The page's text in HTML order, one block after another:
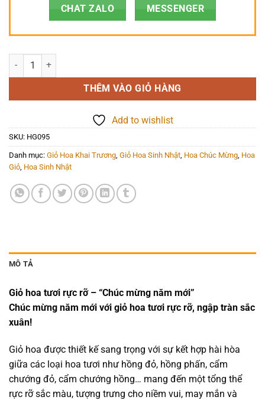
CHAT ZALO MESSENGER
Hoa Giỏ - HG095 số lượng
THÊM VÀO GIỎ HÀNG
Add to wishlist
SKU: HG095
Danh mục: Giỏ Hoa Khai Trương Giỏ Hoa Sinh Nhật Hoa Chúc Mừng Hoa
Giỏ Hoa Sinh Nhật
MÔ TẢ
Giỏ hoa tươi rực rỡ – “Chúc mừng năm mới”
Chúc mừng năm mới với giỏ hoa tươi rực rỡ, ngập tràn sắc
xuân!
Giỏ hoa được thiết kế sang trọng với sự kết hợp hài hòa
giữa các loại hoa tươi như hồng đỏ, hồng phấn, cẩm
chướng đỏ, cẩm chướng hồng… mang đến một tổng thể
rực rỡ sắc màu, tượng trưng cho niềm vui, may mắn và